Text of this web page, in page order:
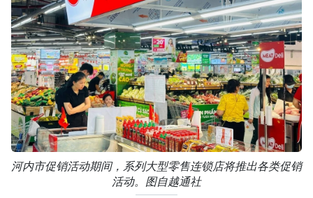
河内市促销活动期间，系列大型零售连锁店将推出各类促销
活动。图自越通社